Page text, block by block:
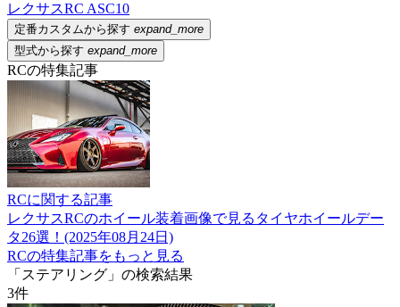
レクサスRC ASC10
定番カスタムから探す expand_more
型式から探す expand_more
RCの特集記事
RCに関する記事
レクサスRCのホイール装着画像で見るタイヤホイールデー
タ26選！(2025年08月24日)
RCの特集記事をもっと見る
「ステアリング」の検索結果
3件